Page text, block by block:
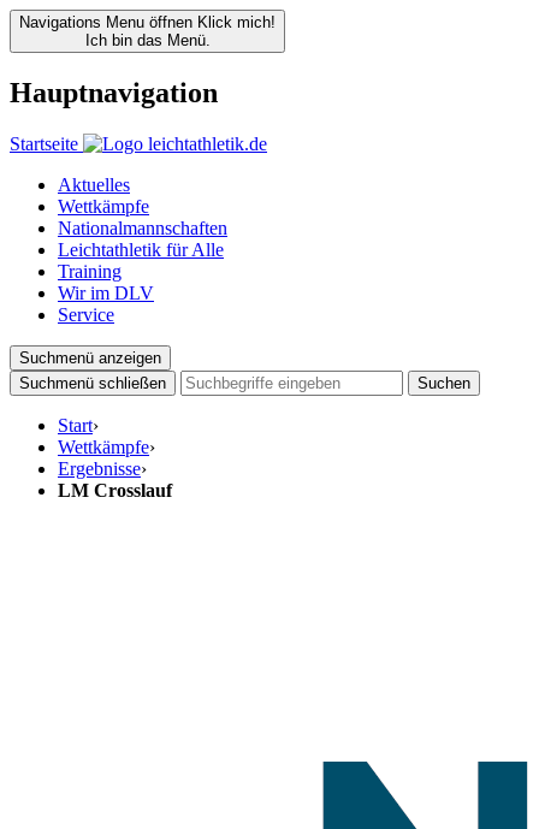
Navigations Menu öffnen Klick mich!
Ich bin das Menü.
Hauptnavigation
Startseite
Aktuelles
Wettkämpfe
Nationalmannschaften
Leichtathletik für Alle
Training
Wir im DLV
Service
Suchmenü anzeigen
Suchmenü schließen
Suchen
Start›
Wettkämpfe›
Ergebnisse›
LM Crosslauf